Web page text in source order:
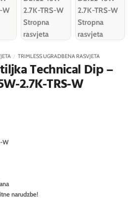
/ TRIMLESS UGRADBENA RASVJETA
Technical Dip –
2.7K-TRS-W
W
narudzbe!